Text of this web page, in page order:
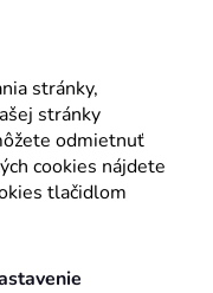
stránky,
stránky
odmietnuť
cookies nájdete
tlačidlom
30 cm